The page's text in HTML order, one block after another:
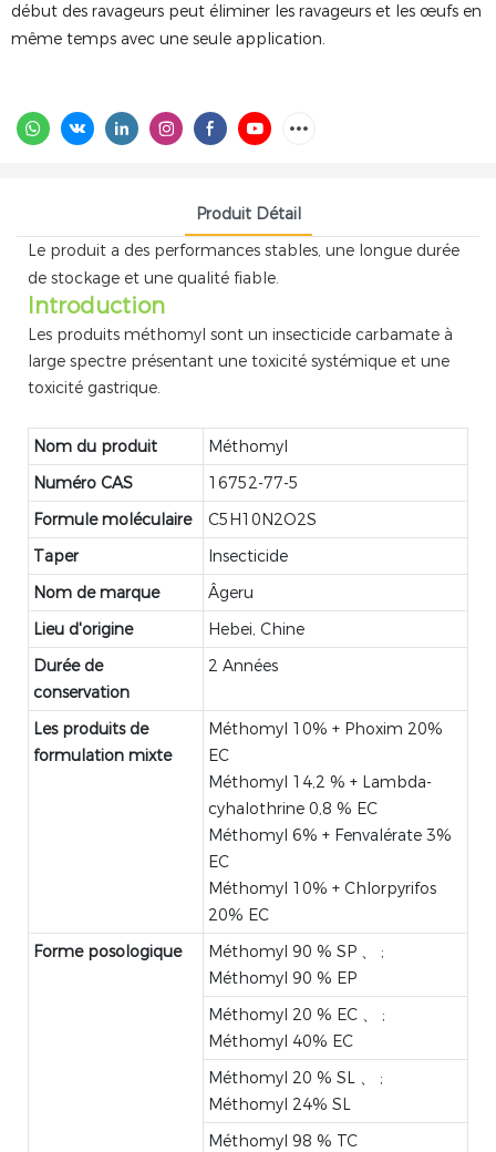
début des ravageurs peut éliminer les ravageurs et les œufs en
même temps avec une seule application.
Produit Détail
Le produit a des performances stables, une longue durée
de stockage et une qualité fiable.
Introduction
Les produits méthomyl sont un insecticide carbamate à
large spectre présentant une toxicité systémique et une
toxicité gastrique.
Nom du produit
Méthomyl
Numéro CAS
16752-77-5
Formule moléculaire
C5H10N2O2S
Taper
Insecticide
Nom de marque
Âgeru
Lieu d'origine
Hebei, Chine
Durée de
conservation
2 Années
Les produits de
formulation mixte
Méthomyl 10% + Phoxim 20%
EC
Méthomyl 14,2 % + Lambda-
cyhalothrine 0,8 % EC
Méthomyl 6% + Fenvalérate 3%
EC
Méthomyl 10% + Chlorpyrifos
20% EC
Forme posologique
Méthomyl 90 % SP 、 ;
Méthomyl 90 % EP
Méthomyl 20 % EC 、 ;
Méthomyl 40% EC
Méthomyl 20 % SL 、 ;
Méthomyl 24% SL
Méthomyl 98 % TC